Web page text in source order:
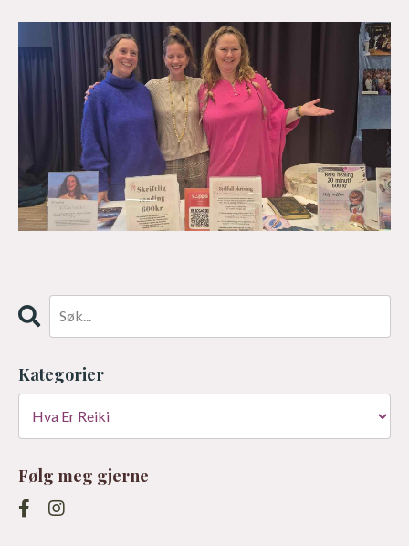
Kategorier
Følg meg gjerne